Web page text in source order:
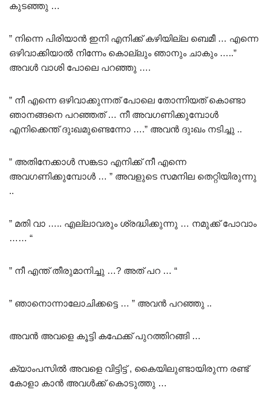
കുടഞ്ഞു …
” നിന്നെ പിരിയാൻ ഇനി എനിക്ക് കഴിയില്ല ബെമീ … എന്നെ
ഒഴിവാക്കിയാൽ നിന്നേം കൊല്ലും ഞാനും ചാകും …..”
അവൾ വാശി പോലെ പറഞ്ഞു ….
” നീ എന്നെ ഒഴിവാക്കുന്നത് പോലെ തോന്നിയത് കൊണ്ടാ
ഞാനങ്ങനെ പറഞ്ഞത് … നീ അവഗണിക്കുമ്പോൾ
എനിക്കെന്ത് ദുഃഖമുണ്ടെന്നോ ….” അവൻ ദുഃഖം നടിച്ചു ..
” അതിനേക്കാൾ സങ്കടാ എനിക്ക് നീ എന്നെ
അവഗണിക്കുമ്പോൾ … ” അവളുടെ സമനില തെറ്റിയിരുന്നു
..
” മതി വാ ….. എല്ലാവരും ശ്രദ്ധിക്കുന്നു … നമുക്ക് പോവാം
…… “
” നീ എന്ത് തീരുമാനിച്ചു …? അത് പറ … “
” ഞാനൊന്നാലോചിക്കട്ടെ … ” അവൻ പറഞ്ഞു ..
അവൻ അവളെ കൂട്ടി കഫേക്ക് പുറത്തിറങ്ങി …
ക്യാംപസിൽ അവളെ വിട്ടിട്ട് , കൈയിലുണ്ടായിരുന്ന രണ്ട്
കോളാ കാൻ അവൾക്ക് കൊടുത്തു …